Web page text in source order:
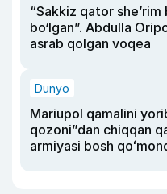
“Sakkiz qator
bo‘lgan”. Abdulla
asrab qolgan voqea
Dunyo
Mariupol qamalini
qozoni”dan chiqqan
armiyasi bosh